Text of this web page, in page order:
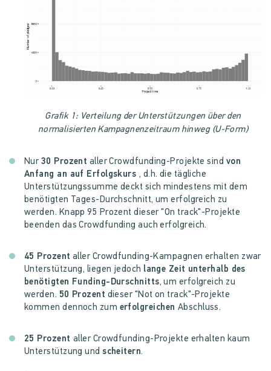
Grafik 1: Verteilung der Unterstützungen über den
normalisierten Kampagnenzeitraum hinweg (U-Form)
Nur 30 Prozent aller Crowdfunding-Projekte sind von
Anfang an auf Erfolgskurs , d.h. die tägliche
Unterstützungssumme deckt sich mindestens mit dem
benötigten Tages-Durchschnitt, um erfolgreich zu
werden. Knapp 95 Prozent dieser "On track"-Projekte
beenden das Crowdfunding auch erfolgreich.
45 Prozent aller Crowdfunding-Kampagnen erhalten zwar
Unterstützung, liegen jedoch lange Zeit unterhalb des
benötigten Funding-Durschnitts, um erfolgreich zu
werden. 50 Prozent dieser "Not on track"-Projekte
kommen dennoch zum erfolgreichen Abschluss.
25 Prozent aller Crowdfunding-Projekte erhalten kaum
Unterstützung undscheitern.